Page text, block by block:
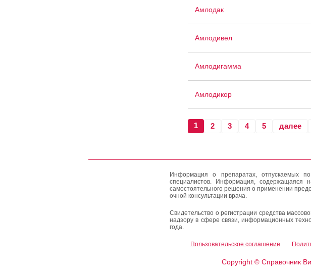
Амлодак
Амлодивел
Амлодигамма
Амлодикор
1 2 3 4 5 далее
Информация о препаратах, отпускаемых
специалистов. Информация, содержащаяся
самостоятельного решения о применении
очной консультации врача.
Свидетельство о регистрации средства
надзору в сфере связи, информационных
года.
Пользовательское соглашение
Copyright ©Справочник